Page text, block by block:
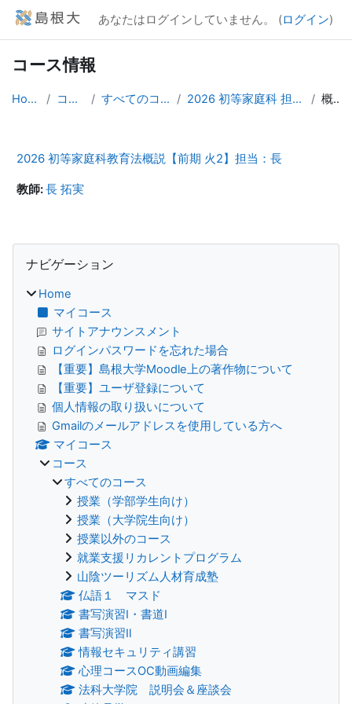
メインコンテンツへスキップする
あなたはログインしていません。 (ログイン)
コース情報
Home コース すべてのコース 2026 初等家庭科 担当：長 概要
2026 初等家庭科教育法概説【前期 火2】担当：長
教師:長 拓実
ブロック
ナビゲーション
Home
マイコース
サイトアナウンスメント
ログインパスワードを忘れた場合
【重要】島根大学Moodle上の著作物について
【重要】ユーザ登録について
個人情報の取り扱いについて
Gmailのメールアドレスを使用している方へ
マイコース
コース
すべてのコース
授業（学部学生向け）
授業（大学院生向け）
授業以外のコース
就業支援リカレントプログラム
山陰ツーリズム人材育成塾
仏語１ マスド
書写演習Ⅰ・書道Ⅰ
書写演習Ⅱ
情報セキュリティ講習
心理コースOC動画編集
法科大学院 説明会＆座談会